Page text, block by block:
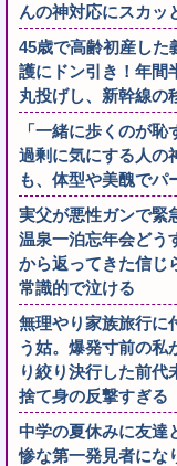
んの神対応にスカッ
45歳で高齢初産した
護にドン引き！年間
丸投げし、新幹線の
「一緒に歩くのが
過剰に気にする人の
も、体型や美醜でパ
実父が悪性ガンで
温泉一泊忘年会どう
から返ってきた信じ
常識的で泣ける
無理やり家族旅行に
う姑。爆発寸前の私
り絞り決行した前
捨て身の反撃すぎる
中学の夏休みに友達
惨な第一発見者にな